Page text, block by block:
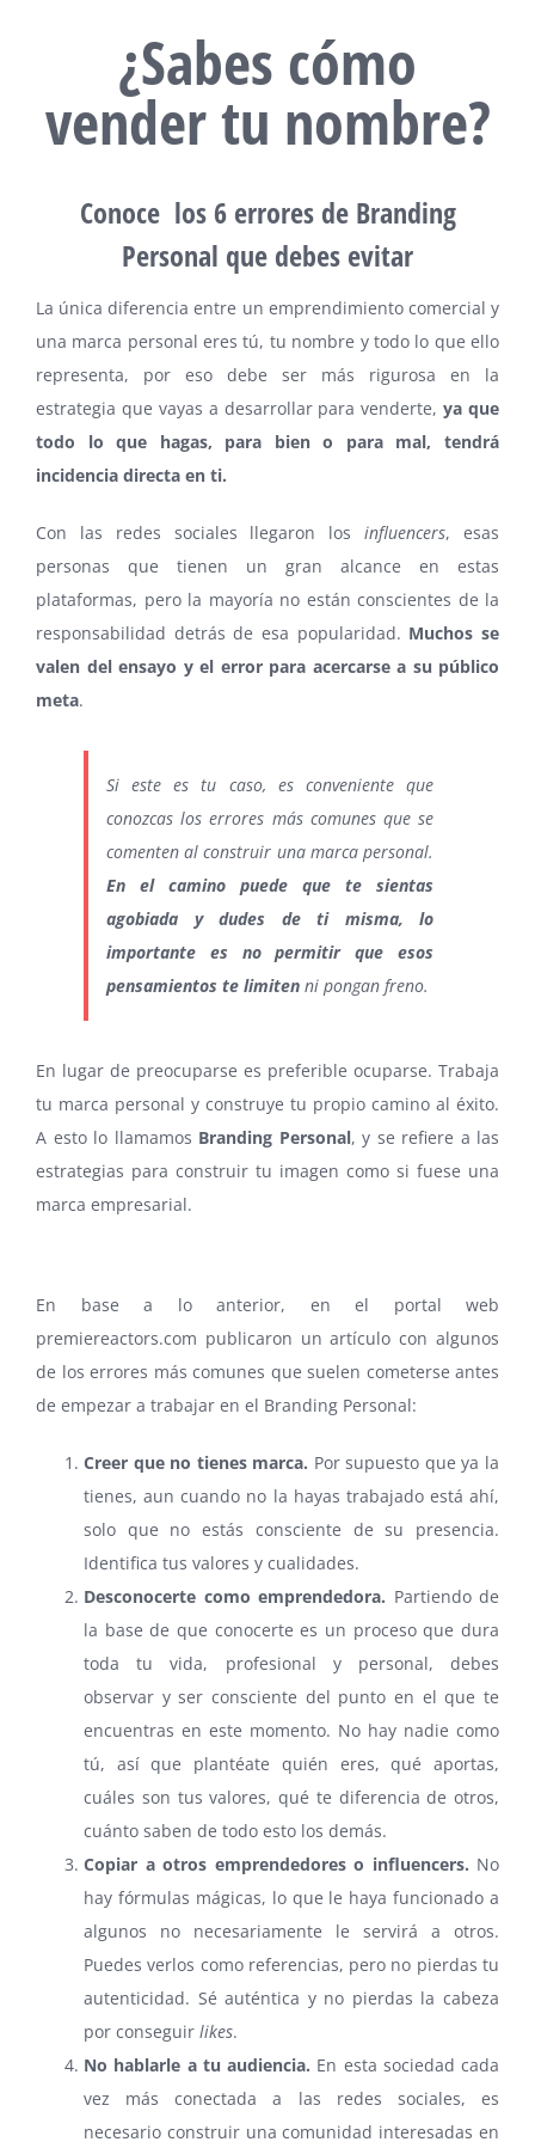
¿Sabes cómo
vender tu nombre?
Conoce los 6 errores de Branding
Personal que debes evitar
La única diferencia entre un emprendimiento comercial y
una marca personal eres tú, tu nombre y todo lo que ello
representa, por eso debe ser más rigurosa en la
estrategia que vayas a desarrollar para venderte, ya que
todo lo que hagas, para bien o para mal, tendrá
incidencia directa en ti.
Con las redes sociales llegaron los influencers, esas
personas que tienen un gran alcance en estas
plataformas, pero la mayoría no están conscientes de la
responsabilidad detrás de esa popularidad. Muchos se
valen del ensayo y el error para acercarse a su público
meta.
Si este es tu caso, es conveniente que
conozcas los errores más comunes que se
comenten al construir una marca personal.
En el camino puede que te sientas
agobiada y dudes de ti misma, lo
importante es no permitir que esos
pensamientos te limiten ni pongan freno.
En lugar de preocuparse es preferible ocuparse. Trabaja
tu marca personal y construye tu propio camino al éxito.
A esto lo llamamos Branding Personal, y se refiere a las
estrategias para construir tu imagen como si fuese una
marca empresarial.
En base a lo anterior, en el portal web
premiereactors.com publicaron un artículo con algunos
de los errores más comunes que suelen cometerse antes
de empezar a trabajar en el Branding Personal:
Creer que no tienes marca. Por supuesto que ya la
tienes, aun cuando no la hayas trabajado está ahí,
solo que no estás consciente de su presencia.
Identifica tus valores y cualidades.
Desconocerte como emprendedora. Partiendo de
la base de que conocerte es un proceso que dura
toda tu vida, profesional y personal, debes
observar y ser consciente del punto en el que te
encuentras en este momento. No hay nadie como
tú, así que plantéate quién eres, qué aportas,
cuáles son tus valores, qué te diferencia de otros,
cuánto saben de todo esto los demás.
Copiar a otros emprendedores o influencers. No
hay fórmulas mágicas, lo que le haya funcionado a
algunos no necesariamente le servirá a otros.
Puedes verlos como referencias, pero no pierdas tu
autenticidad. Sé auténtica y no pierdas la cabeza
por conseguir likes.
No hablarle a tu audiencia. En esta sociedad cada
vez más conectada a las redes sociales, es
necesario construir una comunidad interesadas en